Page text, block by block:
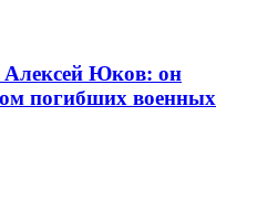
Алексей Юков: он
погибших военных